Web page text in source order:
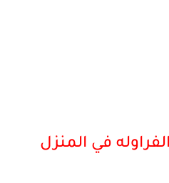
في المنزل